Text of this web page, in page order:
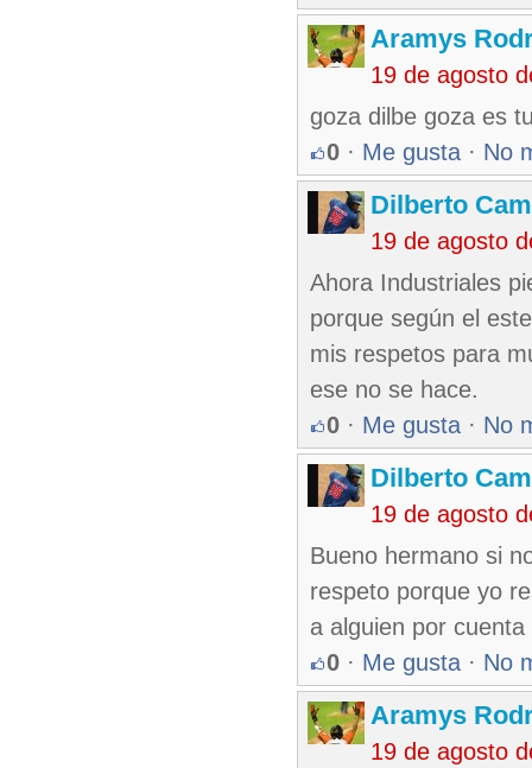
Aramys
19 de agosto
goza dilbe goza es
0 · Me gusta · No
Dilberto
19 de agosto
Ahora Industriales
porque según el
mis respetos para
ese no se hace.
0 · Me gusta · No
Dilberto
19 de agosto
Bueno hermano si
respeto porque yo
a alguien por
0 · Me gusta · No
Aramys
19 de agosto